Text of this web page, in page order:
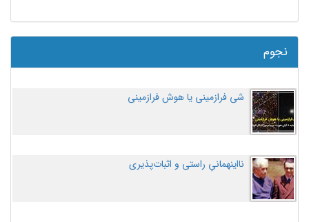
نجوم
شی فرازمینی یا هوش فرازمینی
نااینهمانیِ راستی و اثبات‌پذیری